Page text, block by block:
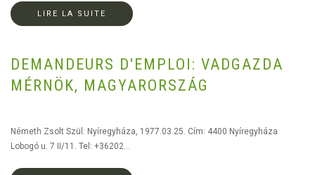
LIRE LA SUITE
DEMANDEURS D'EMPLOI: VADGAZDA
MÉRNÖK, MAGYARORSZÁG
Németh Zsolt Szül: Nyíregyháza, 1977.03.25. Cím: 4400 Nyíregyháza
Lobogó u. 7 II/11. Tel: +36202...